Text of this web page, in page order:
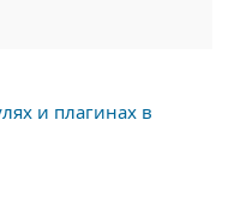
и плагинах в